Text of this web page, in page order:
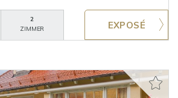
2
ZIMMER